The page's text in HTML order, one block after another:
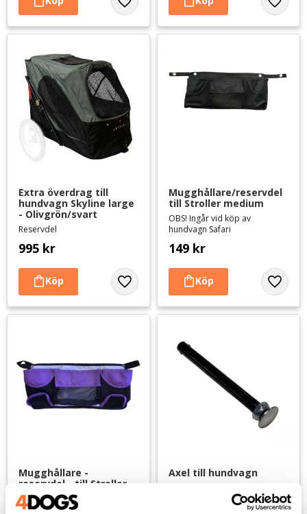
Lägg till i favoriter Lägg
Extra överdrag till
hundvagn Skyline large
- Olivgrön/svart
Reservdel
995 kr
Lägg till i favoriter
Mugghållare/reservdel
till Stroller medium
OBS! Ingår vid köp av
hundvagn Safari
149 kr
Lägg
Mugghållare -
reservdel - till Stroller
large
OBS! Ingår vid köp av
Axel till hundvagn
Safari, Skyline & Silver Wing